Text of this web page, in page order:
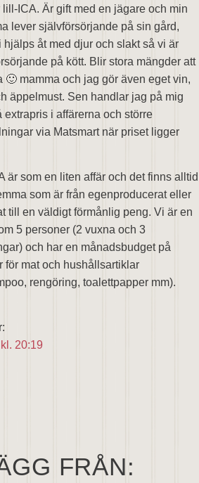
ICA. Är gift med en jägare och min
lever självförsörjande på sin gård,
hjälps åt med djur och slakt så vi är
på kött. Blir stora mängder att
🙂 mamma och jag gör även eget vin,
äppelmust. Sen handlar jag på mig
extrapris i affärerna och större
via Matsmart när priset ligger
är som en liten affär och det finns alltid
som är från egenproducerat eller
till en väldigt förmånlig peng. Vi är en
5 personer (2 vuxna och 3
och har en månadsbudget på
för mat och hushållsartiklar
rengöring, toalettpapper mm).
20:19
FRÅN: